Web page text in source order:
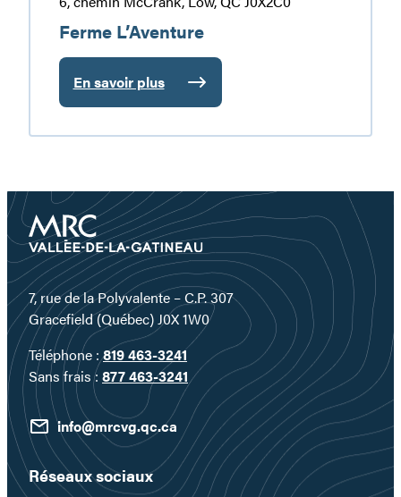
Ferme L’Aventure
En savoir plus
:
Ferme
L’Aventure
7, rue de la Polyvalente – C.P. 307
Gracefield (Québec) J0X 1W0
Téléphone :819 463-3241
Sans frais : 877 463-3241
info@mrcvg.qc.ca
Réseaux sociaux